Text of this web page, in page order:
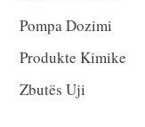
Pompa Dozimi
Produkte Kimike
Zbutës Uji